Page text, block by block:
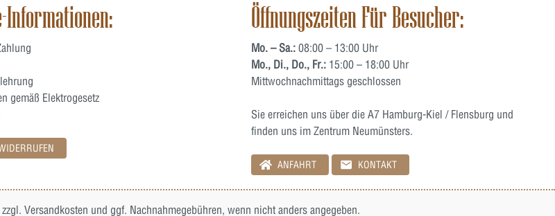
Informationen:
gemäß Elektrogesetz
Öffnungszeiten Für Besucher:
Mo. – Sa.: 08:00 – 13:00 Uhr
Mo., Di., Do., Fr.: 15:00 – 18:00 Uhr
Mittwochnachmittags geschlossen
Sie erreichen uns über die A7 Hamburg-Kiel / Flensburg und
finden uns im Zentrum Neumünsters.
ANFAHRT KONTAKT
Versandkosten und ggf. Nachnahmegebühren, wenn nicht anders angegeben.